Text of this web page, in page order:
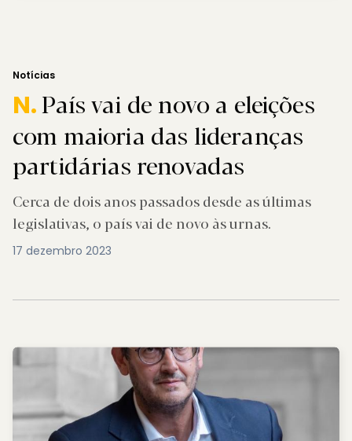
Notícias
N.País vai de novo a eleições
com maioria das lideranças
partidárias renovadas
Cerca de dois anos passados desde as últimas
legislativas, o país vai de novo às urnas.
17 dezembro 2023